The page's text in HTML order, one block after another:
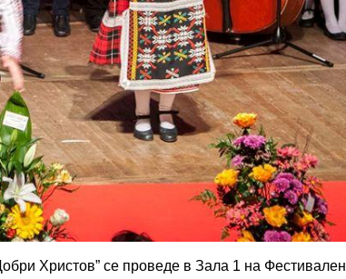
Христов” се проведе в Зала 1 на Фестивален